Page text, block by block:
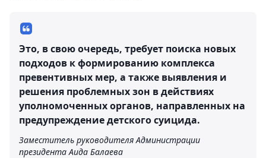
Это, в свою очередь, требует поиска новых
подходов к формированию комплекса
превентивных мер, а также выявления и
решения проблемных зон в действиях
уполномоченных органов, направленных на
предупреждение детского суицида.
Заместитель руководителя Администрации
президента Аида Балаева